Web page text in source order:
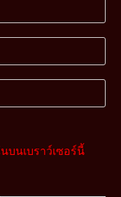
บนเบราว์เซอร์นี้